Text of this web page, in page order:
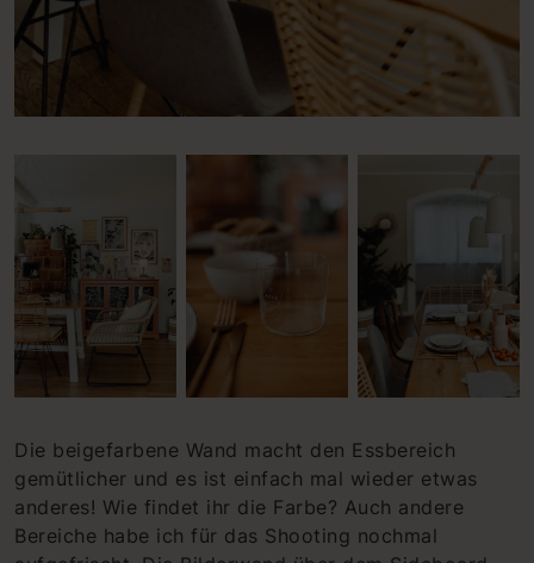
Die beigefarbene Wand macht den Essbereich
gemütlicher und es ist einfach mal wieder etwas
anderes! Wie findet ihr die Farbe? Auch andere
Bereiche habe ich für das Shooting nochmal